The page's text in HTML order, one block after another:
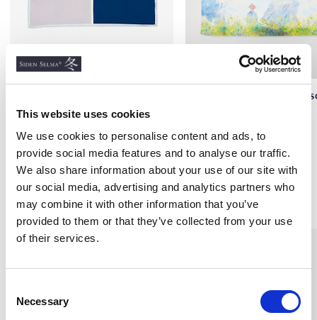
This website uses cookies
We use cookies to personalise content and ads, to
provide social media features and to analyse our traffic.
We also share information about your use of our site with
our social media, advertising and analytics partners who
may combine it with other information that you’ve
provided to them or that they’ve collected from your use
of their services.
Necessary
200 kr
Sidensjal, Dam med
200 kr
Andra köpte även